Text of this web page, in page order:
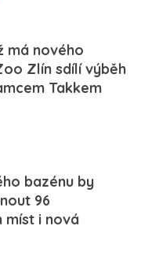
má nového
Zlín sdílí výběh
Takkem
bazénu by
96
míst i nová